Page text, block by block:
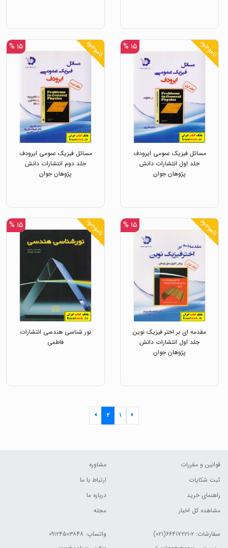
ناموجود ۱۵ %
مسائل فیزیک عمومی ایرودف
جلد اول انتشارات دانش
پژوهان جوان
ناموجود ۱۵ %
مسائل فیزیک عمومی ایرودف
جلد دوم انتشارات دانش
پژوهان جوان
ناموجود ۱۵ %
مقدمه ای بر اختر فیزیک نوین
جلد اول انتشارات دانش
پژوهان جوان
ناموجود ۱۵ %
نور شناسی هندسی انتشارات
فاطمی
۱ ۲
قوانین و مقررات
ثبت شکایات
راهنمای خرید
مشاهده کل اخبار
مشاوره
ارتباط با ما
درباره ما
مجله
سفارشات: ۲-۶۶۴۱۷۲۲۱(۰۲۱)
واتساپ: ۰۹۱۲۴۵۰۳۸۴۸